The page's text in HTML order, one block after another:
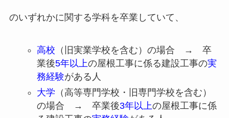
のいずれかに関する学科を卒業していて、
高校 （旧実業学校を含む）の場合 → 卒
業後5年以上の屋根工事に係る建設工事の実
務経験がある人
大学 （高等専門学校・旧専門学校を含む）
の場合 → 卒業後3年以上の屋根工事に係